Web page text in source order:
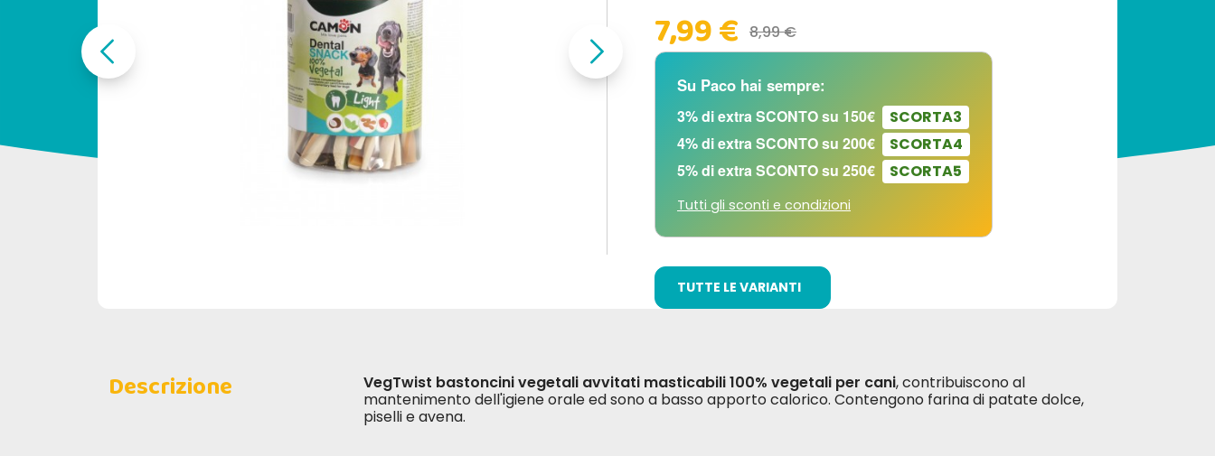
7,99 € 8,99 €
Su Paco hai sempre:
3% di extra SCONTO su 150€
SCORTA3
4% di extra SCONTO su 200€
SCORTA4
5% di extra SCONTO su 250€
SCORTA5
Tutti gli sconti e condizioni
TUTTE LE VARIANTI
Descrizione VegTwist bastoncini vegetali avvitati masticabili 100% vegetali per cani, contribuiscono al
mantenimento dell'igiene orale ed sono a basso apporto calorico. Contengono farina di patate dolce,
piselli e avena.